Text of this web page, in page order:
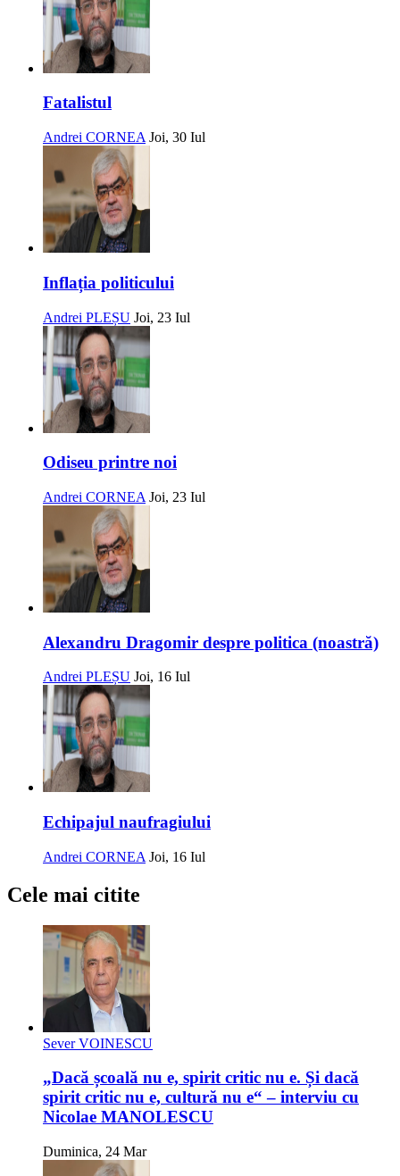
Fatalistul
Andrei CORNEA Joi, 30 Iul
Inflația politicului
Andrei PLEȘU Joi, 23 Iul
Odiseu printre noi
Andrei CORNEA Joi, 23 Iul
Alexandru Dragomir despre politica (noastră)
Andrei PLEȘU Joi, 16 Iul
Echipajul naufragiului
Andrei CORNEA Joi, 16 Iul
Cele mai citite
Sever VOINESCU
„Dacă școală nu e, spirit critic nu e. Și dacă
spirit critic nu e, cultură nu e“ – interviu cu
Nicolae MANOLESCU
Duminica, 24 Mar